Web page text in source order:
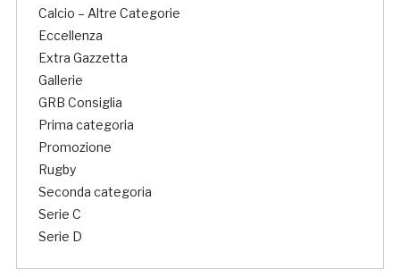
Calcio – Altre Categorie
Eccellenza
Extra Gazzetta
Gallerie
GRB Consiglia
Prima categoria
Promozione
Rugby
Seconda categoria
Serie C
Serie D